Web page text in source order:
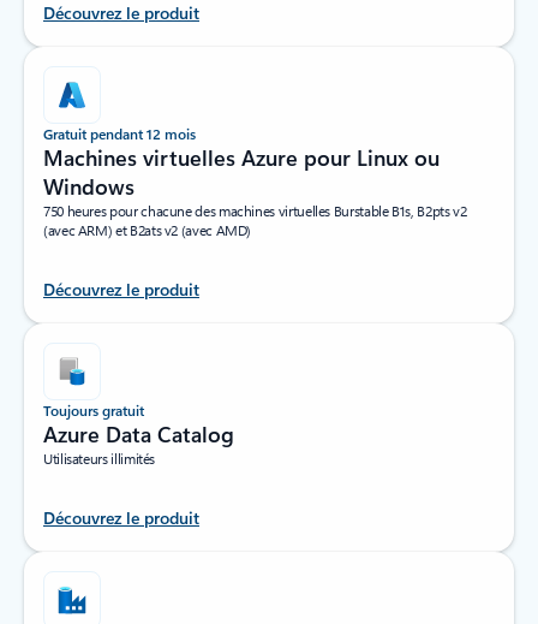
Découvrez le produit
Gratuit pendant 12 mois
Machines virtuelles Azure pour Linux ou
Windows
750 heures pour chacune des machines virtuelles Burstable B1s, B2pts v2
(avec ARM) et B2ats v2 (avec AMD)
Découvrez le produit
Toujours gratuit
Azure Data Catalog
Utilisateurs illimités
Découvrez le produit